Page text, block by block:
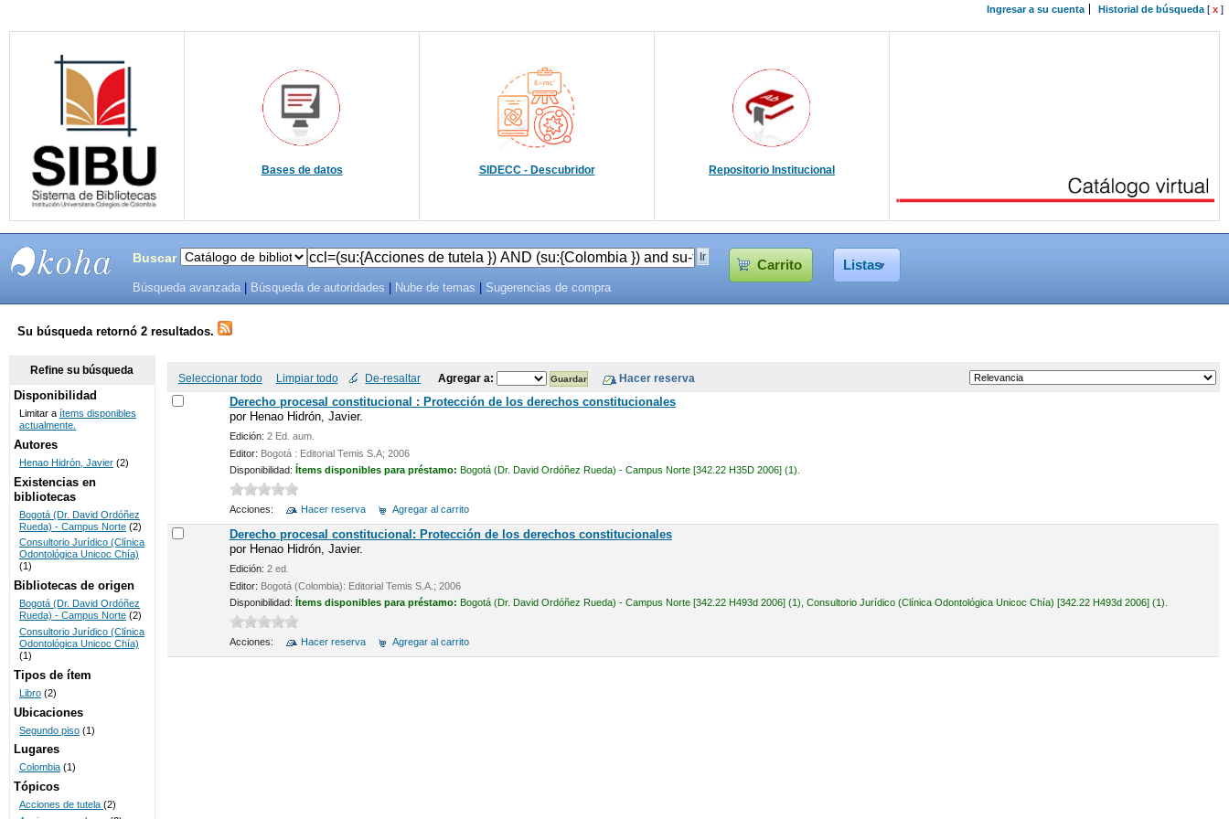
Ingresar a su cuenta Historial de búsqueda[ x ]
Bases de datos SIDECC - Descubridor Repositorio Institucional
SISTEMAS
DE
BIBLIOTECAS
UNICOC
Buscar Carrito Listas
Búsqueda avanzada Búsqueda de autoridades Nube de temas Sugerencias de compra
Su búsqueda retornó 2 resultados.
Seleccionar todo Limpiar todo De-resaltar Agregar a:
Derecho procesal constitucional : Protección de los derechos constitucionales
por Henao Hidrón, Javier.
Edición: 2 Ed. aum.
Editor: Bogotá : Editorial Temis S.A; 2006
Disponibilidad: Ítems disponibles para préstamo: Bogotá (Dr. David Ordóñez Rueda) - Campus Norte [342.22 H35D 2006] (1).
Acciones: Hacer reserva Agregar al carrito
Derecho procesal constitucional: Protección de los derechos constitucionales
por Henao Hidrón, Javier.
Edición: 2 ed.
Editor: Bogotá (Colombia): Editorial Temis S.A.; 2006
Disponibilidad: Ítems disponibles para préstamo: Bogotá (Dr. David Ordóñez Rueda) - Campus Norte [342.22 H493d 2006] (1), Consultorio Jurídico (Clínica Odontológica Unicoc Chía) [342.22 H493d 2006] (1).
Acciones: Hacer reserva Agregar al carrito
Refine su búsqueda
Disponibilidad
Limitar a ítems disponibles
actualmente.
Autores
Henao Hidrón, Javier (2)
Existencias en
bibliotecas
Bogotá (Dr. David Ordóñez
Rueda) - Campus Norte (2)
Consultorio Jurídico (Clínica
Odontológica Unicoc Chía)
(1)
Bibliotecas de origen
Bogotá (Dr. David Ordóñez
Rueda) - Campus Norte (2)
Consultorio Jurídico (Clínica
Odontológica Unicoc Chía)
(1)
Tipos de ítem
Libro (2)
Ubicaciones
Segundo piso (1)
Lugares
Colombia (1)
Tópicos
Acciones de tutela (2)